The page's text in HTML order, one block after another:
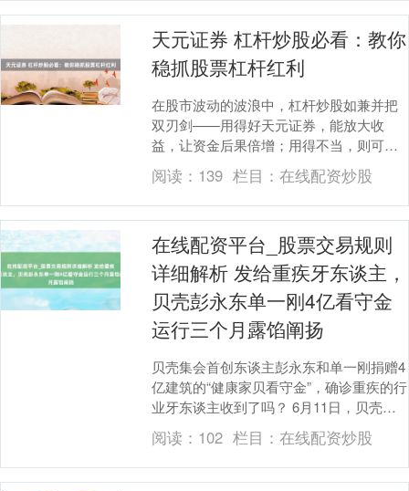
天元证券 杠杆炒股必看：教你
稳抓股票杠杆红利
在股市波动的波浪中，杠杆炒股如兼并把
双刃剑——用得好天元证券，能放大收
益，让资金后果倍增；用得不当，则可能
加快亏空，致使靠近爆仓风险。关于但愿
借助杠杆获取逾额收....
阅读： 139 栏目： 在线配资炒股
在线配资平台_股票交易规则
详细解析 发给重疾牙东谈主，
贝壳彭永东单一刚4亿看守金
运行三个月露馅阐扬
贝壳集会首创东谈主彭永东和单一刚捐赠4
亿建筑的“健康家贝看守金”，确诊重疾的行
业牙东谈主收到了吗？ 6月11日，贝壳再
度露馅看守金披发情况。自4月23日开启苦
求....
阅读： 102 栏目： 在线配资炒股